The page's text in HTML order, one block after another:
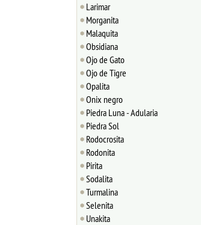
Larimar
Morganita
Malaquita
Obsidiana
Ojo de Gato
Ojo de Tigre
Opalita
Onix negro
Piedra Luna - Adularia
Piedra Sol
Rodocrosita
Rodonita
Pirita
Sodalita
Turmalina
Selenita
Unakita